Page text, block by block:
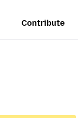
Contribute